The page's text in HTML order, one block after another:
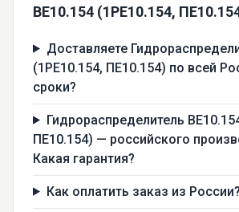
ВЕ10.154 (1РЕ10.154,
Доставляете
(1РЕ10.154, ПЕ10.154) по всей
сроки?
Гидрораспределитель
ПЕ10.154) — российского
Какая гарантия?
Как оплатить заказ из России?